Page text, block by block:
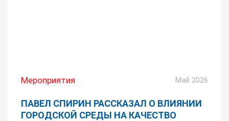
Мероприятия Май 2026
ПАВЕЛ СПИРИН РАССКАЗАЛ О ВЛИЯНИИ
ГОРОДСКОЙ СРЕДЫ НА КАЧЕСТВО